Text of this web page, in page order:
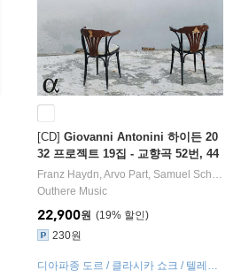
Wolfgang Amadeus Mozart,Ludwig van
[CD] Giovanni Antonini 하이든 20
32 프로젝트 19집 - 교향곡 52번, 44
번 '슬픔', 108번 (Haydn 2032, Vol.
19 - Trauer)
Franz Haydn,Arvo Part, Samuel Scheidt
Outhere Music
19%
22,900원
230원
디아파종 도르 / 클라시카 쇼크 / 텔레라